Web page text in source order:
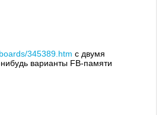
345389.htm с двумя
варианты FB-памяти